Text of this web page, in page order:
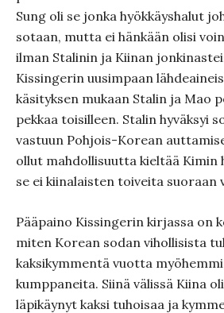
Sung oli se jonka hyökkäyshalut
sotaan, mutta ei hänkään olisi
ilman Stalinin ja Kiinan
Kissingerin uusimpaan
käsityksen mukaan Stalin ja Mao
pekkaa toisilleen. Stalin hyväksyi
vastuun Pohjois-Korean
ollut mahdollisuutta kieltää Kimin
se ei kiinalaisten toiveita suoraan
Pääpaino Kissingerin kirjassa on
miten Korean sodan vihollisista
kaksikymmentä vuotta
kumppaneita. Siinä välissä Kiina
läpikäynyt kaksi tuhoisaa ja